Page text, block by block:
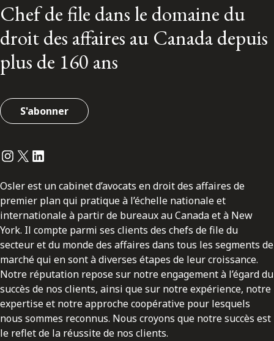
Chef de file dans le domaine du
droit des affaires au Canada depuis
plus de 160 ans
S'abonner
Instagram
Twitter
LinkedIn
Osler est un cabinet d’avocats en droit des affaires de
premier plan qui pratique à l’échelle nationale et
internationale à partir de bureaux au Canada et à New
York. Il compte parmi ses clients des chefs de file du
secteur et du monde des affaires dans tous les segments de
marché qui en sont à diverses étapes de leur croissance.
Notre réputation repose sur notre engagement à l’égard du
succès de nos clients, ainsi que sur notre expérience, notre
expertise et notre approche coopérative pour lesquels
nous sommes reconnus. Nous croyons que notre succès est
le reflet de la réussite de nos clients.